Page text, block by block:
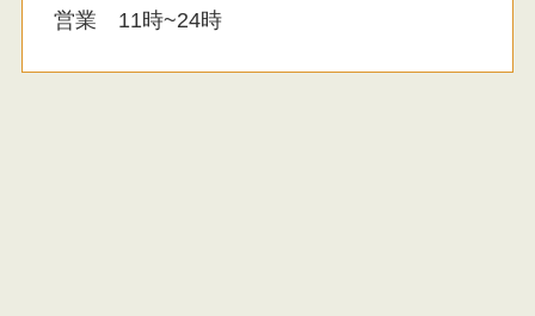
営業 11時~24時